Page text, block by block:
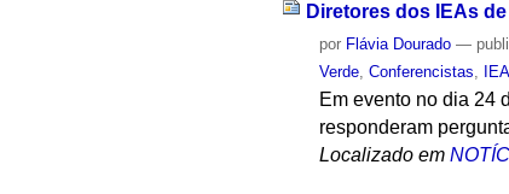
Diretores dos IEAs
por Flávia Dourado —
Verde,Conferencistas, IEA
Em evento no dia 24
responderam
Localizado em